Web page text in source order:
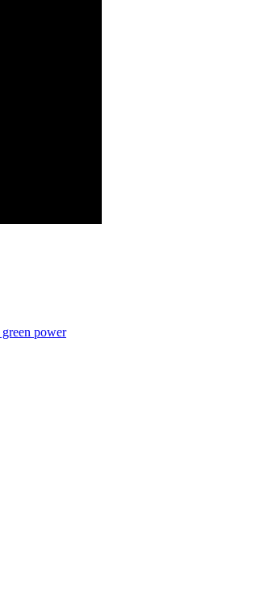
מסחטת green power